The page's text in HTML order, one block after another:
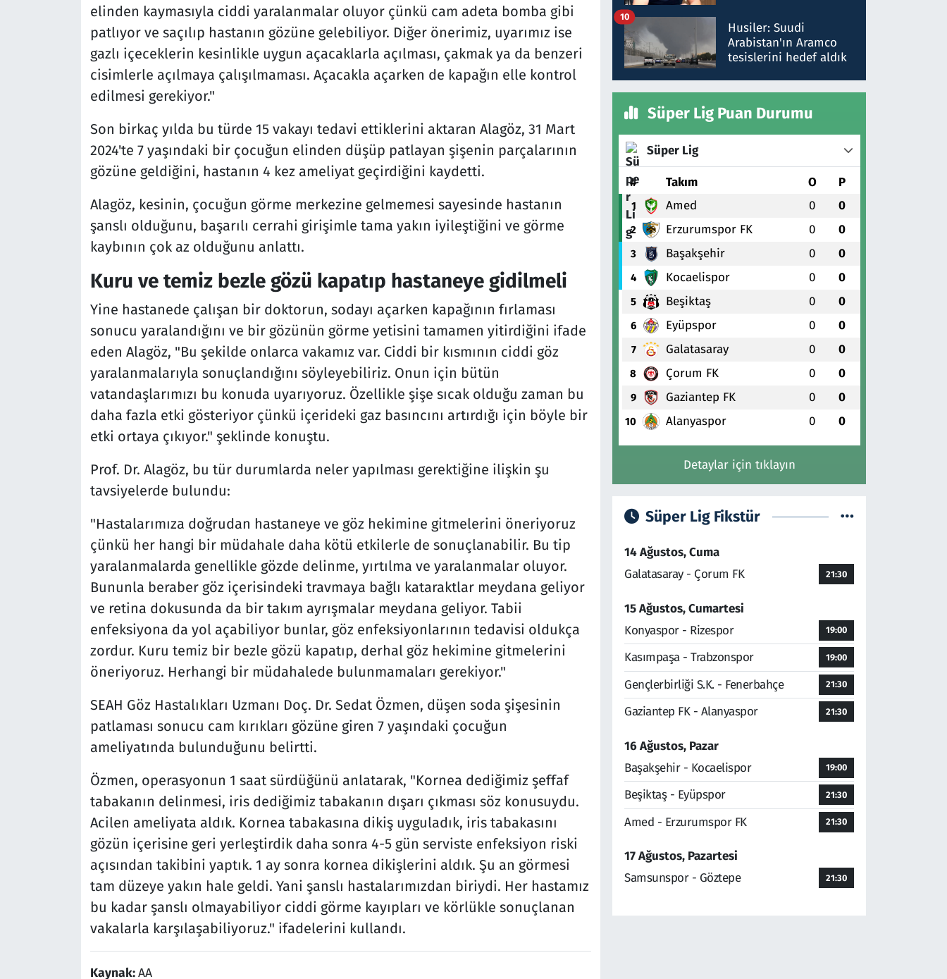
elinden kaymasıyla ciddi yaralanmalar oluyor çünkü cam adeta bomba gibi
patlıyor ve saçılıp hastanın gözüne gelebiliyor. Diğer önerimiz, uyarımız ise
gazlı içeceklerin kesinlikle uygun açacaklarla açılması, çakmak ya da benzeri
cisimlerle açılmaya çalışılmaması. Açacakla açarken de kapağın elle kontrol
edilmesi gerekiyor."
Son birkaç yılda bu türde 15 vakayı tedavi ettiklerini aktaran Alagöz, 31 Mart
2024'te 7 yaşındaki bir çocuğun elinden düşüp patlayan şişenin parçalarının
gözüne geldiğini, hastanın 4 kez ameliyat geçirdiğini kaydetti.
Alagöz, kesinin, çocuğun görme merkezine gelmemesi sayesinde hastanın
şanslı olduğunu, başarılı cerrahi girişimle tama yakın iyileştiğini ve görme
kaybının çok az olduğunu anlattı.
Kuru ve temiz bezle gözü kapatıp hastaneye gidilmeli
Yine hastanede çalışan bir doktorun, sodayı açarken kapağının fırlaması
sonucu yaralandığını ve bir gözünün görme yetisini tamamen yitirdiğini ifade
eden Alagöz, "Bu şekilde onlarca vakamız var. Ciddi bir kısmının ciddi göz
yaralanmalarıyla sonuçlandığını söyleyebiliriz. Onun için bütün
vatandaşlarımızı bu konuda uyarıyoruz. Özellikle şişe sıcak olduğu zaman bu
daha fazla etki gösteriyor çünkü içerideki gaz basıncını artırdığı için böyle bir
etki ortaya çıkıyor." şeklinde konuştu.
Prof. Dr. Alagöz, bu tür durumlarda neler yapılması gerektiğine ilişkin şu
tavsiyelerde bulundu:
"Hastalarımıza doğrudan hastaneye ve göz hekimine gitmelerini öneriyoruz
çünkü her hangi bir müdahale daha kötü etkilerle de sonuçlanabilir. Bu tip
yaralanmalarda genellikle gözde delinme, yırtılma ve yaralanmalar oluyor.
Bununla beraber göz içerisindeki travmaya bağlı kataraktlar meydana geliyor
ve retina dokusunda da bir takım ayrışmalar meydana geliyor. Tabii
enfeksiyona da yol açabiliyor bunlar, göz enfeksiyonlarının tedavisi oldukça
zordur. Kuru temiz bir bezle gözü kapatıp, derhal göz hekimine gitmelerini
öneriyoruz. Herhangi bir müdahalede bulunmamaları gerekiyor."
SEAH Göz Hastalıkları Uzmanı Doç. Dr. Sedat Özmen, düşen soda şişesinin
patlaması sonucu cam kırıkları gözüne giren 7 yaşındaki çocuğun
ameliyatında bulunduğunu belirtti.
Özmen, operasyonun 1 saat sürdüğünü anlatarak, "Kornea dediğimiz şeffaf
tabakanın delinmesi, iris dediğimiz tabakanın dışarı çıkması söz konusuydu.
Acilen ameliyata aldık. Kornea tabakasına dikiş uyguladık, iris tabakasını
gözün içerisine geri yerleştirdik daha sonra 4-5 gün serviste enfeksiyon riski
açısından takibini yaptık. 1 ay sonra kornea dikişlerini aldık. Şu an görmesi
tam düzeye yakın hale geldi. Yani şanslı hastalarımızdan biriydi. Her hastamız
bu kadar şanslı olmayabiliyor ciddi görme kayıpları ve körlükle sonuçlanan
vakalarla karşılaşabiliyoruz." ifadelerini kullandı.
Kaynak:AA
talimat verdi, ben
gönderdim
Husiler: Suudi
Arabistan'ın Aramco
tesislerini hedef aldık
10
Süper Lig Puan Durumu
Süper Lig
# Takım O P
1 Amed 0 0
2 Erzurumspor FK 0 0
3 Başakşehir 0 0
4 Kocaelispor 0 0
5 Beşiktaş 0 0
6 Eyüpspor 0 0
7 Galatasaray 0 0
8 Çorum FK 0 0
9 Gaziantep FK 0 0
10 Alanyaspor 0 0
Detaylar için tıklayın
Süper Lig Fikstür
14 Ağustos, Cuma
Galatasaray - Çorum FK
21:30
15 Ağustos, Cumartesi
Konyaspor - Rizespor
19:00
Kasımpaşa - Trabzonspor 19:00
Gençlerbirliği S.K. - Fenerbahçe 21:30
Gaziantep FK - Alanyaspor 21:30
16 Ağustos, Pazar
Başakşehir - Kocaelispor
19:00
Beşiktaş - Eyüpspor 21:30
Amed - Erzurumspor FK 21:30
17 Ağustos, Pazartesi
Samsunspor - Göztepe
21:30